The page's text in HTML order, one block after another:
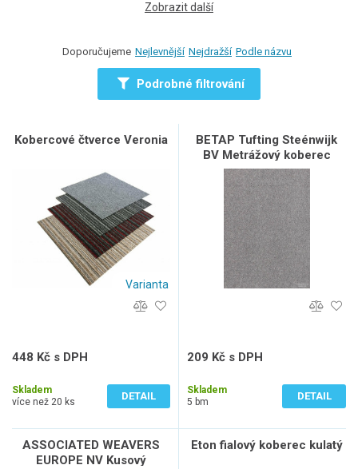
Zobrazit další
Doporučujeme Nejlevnější Nejdražší Podle názvu
Podrobné filtrování
Kobercové čtverce Veronia
Varianta
448 Kč s DPH
Skladem
více než 20 ks
DETAIL
BETAP Tufting Steénwijk
BV Metrážový koberec
DYNASTY 73, šíře role 400
cm, Šedá, role 4m
209 Kč s DPH
Skladem
5 bm
DETAIL
ASSOCIATED WEAVERS
EUROPE NV Kusový
Eton fialový koberec kulatý